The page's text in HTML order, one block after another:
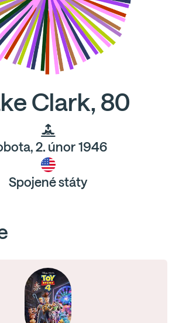
Clark, 80
2. únor 1946
Spojené státy